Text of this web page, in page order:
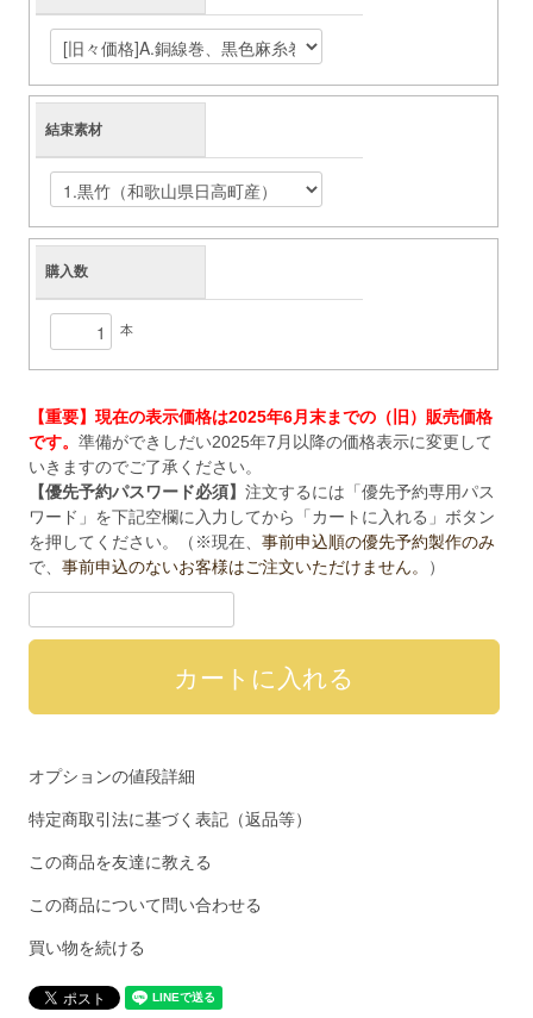
結束素材
購入数
本
【重要】現在の表示価格は2025年6月末までの（旧）販売価格
です。準備ができしだい2025年7月以降の価格表示に変更して
いきますのでご了承ください。
【優先予約パスワード必須】注文するには「優先予約専用パス
ワード」を下記空欄に入力してから「カートに入れる」ボタン
を押してください。（※現在、事前申込順の優先予約製作のみ
で、事前申込のないお客様はご注文いただけません。 ）
オプションの値段詳細
特定商取引法に基づく表記（返品等）
この商品を友達に教える
この商品について問い合わせる
買い物を続ける